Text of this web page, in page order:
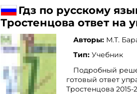
Гдз по русскому
Тростенцова ответ на
Авторы: М.Т.
Тип: Учебник
Подробный
готовый ответ
Тростенцова 2015-